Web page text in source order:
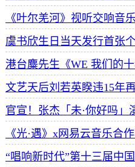
《叶尔羌河》视听交响音
官宣！张杰「未·你好吗」